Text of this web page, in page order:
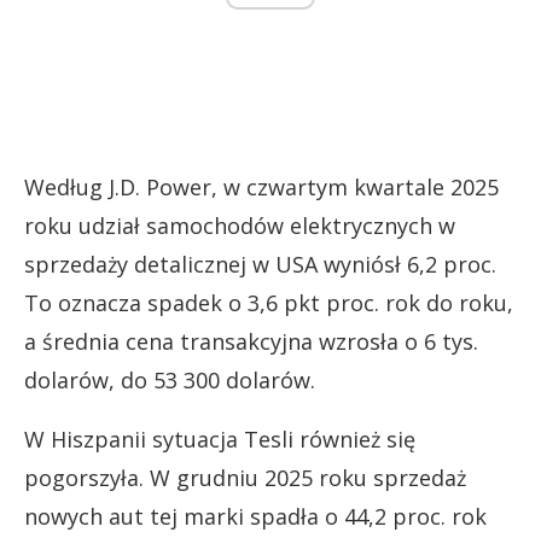
Według J.D. Power, w czwartym kwartale 2025
roku udział samochodów elektrycznych w
sprzedaży detalicznej w USA wyniósł 6,2 proc.
To oznacza spadek o 3,6 pkt proc. rok do roku,
a średnia cena transakcyjna wzrosła o 6 tys.
dolarów, do 53 300 dolarów.
W Hiszpanii sytuacja Tesli również się
pogorszyła. W grudniu 2025 roku sprzedaż
nowych aut tej marki spadła o 44,2 proc. rok